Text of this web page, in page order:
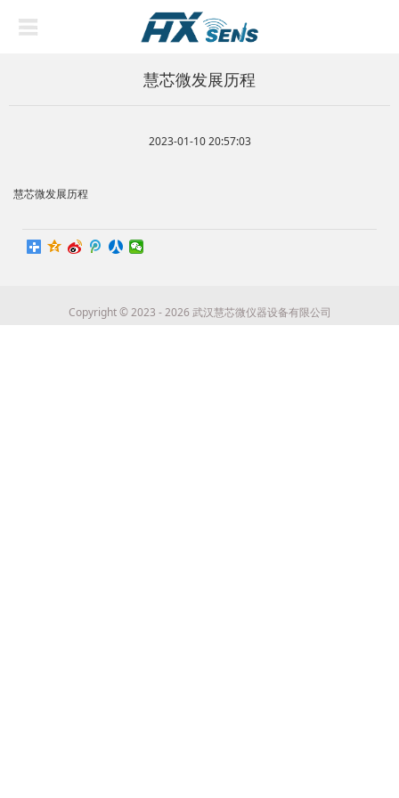
慧芯微发展历程
2023-01-10 20:57:03
慧芯微发展历程
Copyright © 2023 - 2026 武汉慧芯微仪器设备有限公司